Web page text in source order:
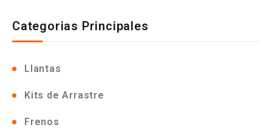
Categorias Principales
Llantas
Kits de Arrastre
Frenos